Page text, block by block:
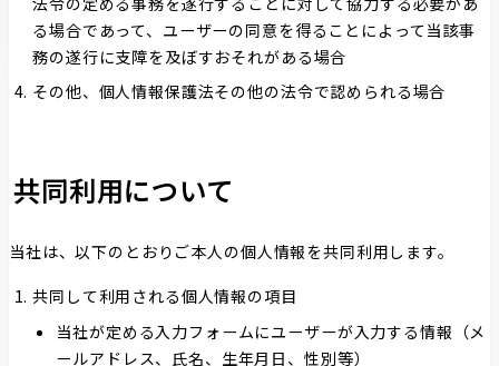
る場合であって、ユーザーの同意を得ることによって当該事
務の遂行に支障を及ぼすおそれがある場合
その他、個人情報保護法その他の法令で認められる場合
共同利⽤について
当社は、以下のとおりご本人の個人情報を共同利用します。
共同して利用される個人情報の項目
当社が定める入力フォームにユーザーが入力する情報（メ
ールアドレス、氏名、生年月日、性別等）